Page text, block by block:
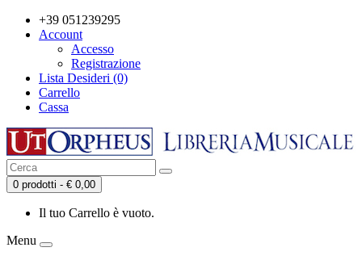
+39 051239295
Account
Accesso
Registrazione
Lista Desideri (0)
Carrello
Cassa
0 prodotti - € 0,00
Il tuo Carrello è vuoto.
Menu